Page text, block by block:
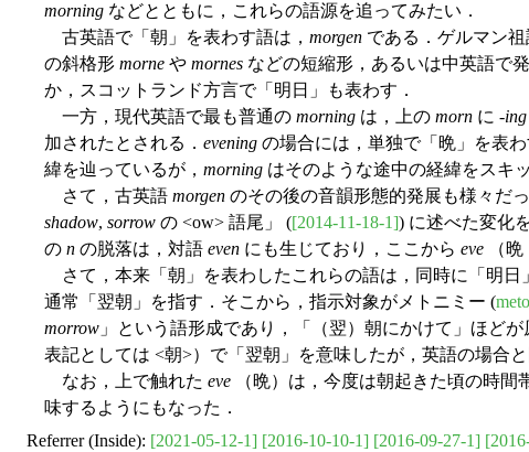
morning などとともに，これらの語源を追ってみたい．
古英語で「朝」を表わす語は， morgen である．ゲルマン
の斜格形 morne や mornes などの短縮形，あるいは中英語で
か，スコットランド方言で「明日」も表わす．
一方，現代英語で最も普通の morning は，上の morn に -ing
加されたとされる． evening の場合には，単独で「晩」を表
緯を辿っているが， morning はそのような途中の経緯をスキ
さて，古英語 morgen のその後の音韻形態的発展も様々だ
shadow, sorrow の <ow> 語尾」 ([2014-11-18-1]) に述べた変化
の n の脱落は，対語 even にも生じており，ここから eve （
さて，本来「朝」を表わしたこれらの語は，同時に「明
通常「翌朝」を指す．そこから，指示対象がメトニミー (
morrow 」という語形成であり，「（翌）朝にかけて」ほど
表記としては <朝>）で「翌朝」を意味したが，英語の場合
なお，上で触れた eve （晩）は，今度は朝起きた頃の時
味するようにもなった．
Referrer (Inside): [2021-05-12-1] [2016-10-10-1] [2016-09-27-1]